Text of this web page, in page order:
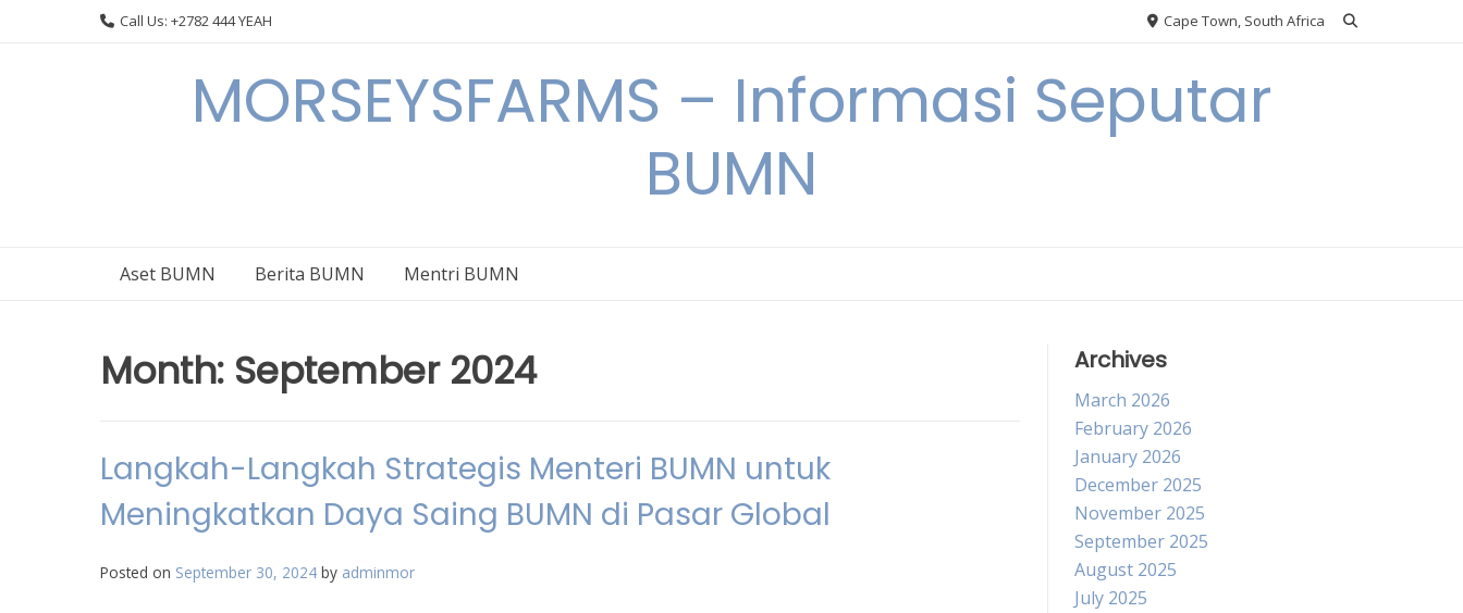
Call Us: +2782 444 YEAH Cape Town, South Africa
MORSEYSFARMS – Informasi Seputar
BUMN
Aset BUMN Berita BUMN Mentri BUMN
Month: September 2024
Langkah-Langkah Strategis Menteri BUMN untuk
Meningkatkan Daya Saing BUMN di Pasar Global
Posted on September 30, 2024 by adminmor
Archives
March 2026
February 2026
January 2026
December 2025
November 2025
September 2025
August 2025
July 2025